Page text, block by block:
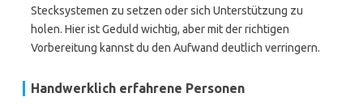
Stecksystemen zu setzen oder sich Unterstützung zu
holen. Hier ist Geduld wichtig, aber mit der richtigen
Vorbereitung kannst du den Aufwand deutlich verringern.
Handwerklich erfahrene Personen